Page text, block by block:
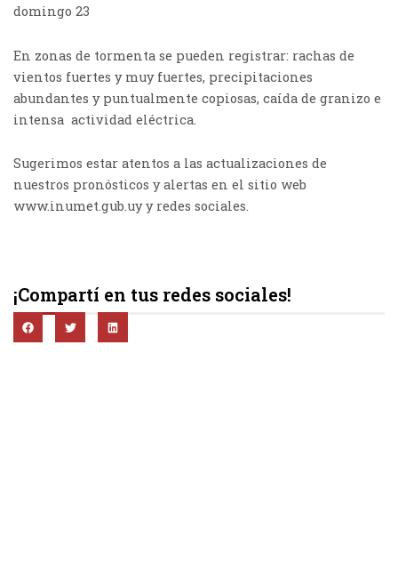
domingo 23
En zonas de tormenta se pueden registrar: rachas de
vientos fuertes y muy fuertes, precipitaciones
abundantes y puntualmente copiosas, caída de granizo e
intensa actividad eléctrica.
Sugerimos estar atentos a las actualizaciones de
nuestros pronósticos y alertas en el sitio web
www.inumet.gub.uy y redes sociales.
¡Compartí en tus redes sociales!